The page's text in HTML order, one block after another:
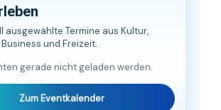
ausgewählte Termine aus Kultur,
und Freizeit.
gerade nicht geladen werden.
Zum Eventkalender